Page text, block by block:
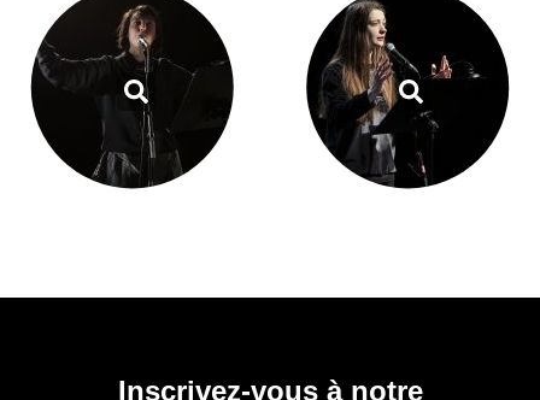
Inscrivez-vous à notre